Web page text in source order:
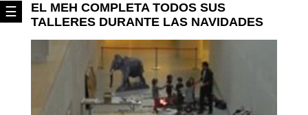
☰
EL MEH COMPLETA TODOS SUS
TALLERES DURANTE LAS NAVIDADES